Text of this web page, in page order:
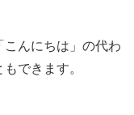
こんにちは」の代わ
できます。